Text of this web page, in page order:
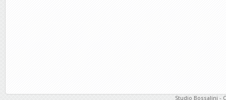
Studio Bossalini -